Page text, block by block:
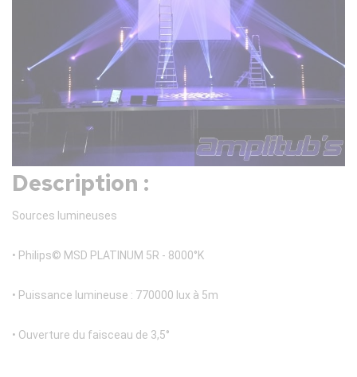
Description :
Sources lumineuses
• Philips© MSD PLATINUM 5R - 8000°K
• Puissance lumineuse : 770000 lux à 5m
• Ouverture du faisceau de 3,5°